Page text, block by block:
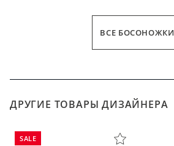
ВСЕ БОСОНОЖКИ
ДРУГИЕ ТОВАРЫ ДИЗАЙНЕРА
SALE